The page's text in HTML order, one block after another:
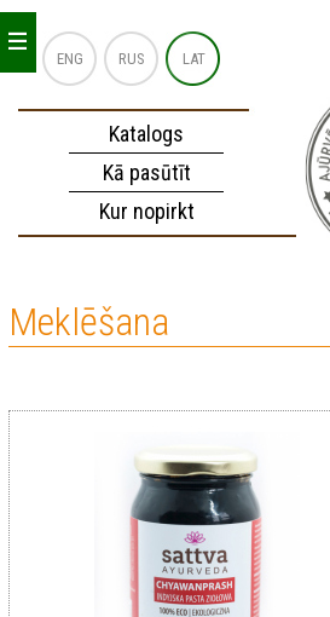
ENG RUS LAT
Katalogs
Kā pasūtīt
Kur nopirkt
_
_
_
Meklēšana